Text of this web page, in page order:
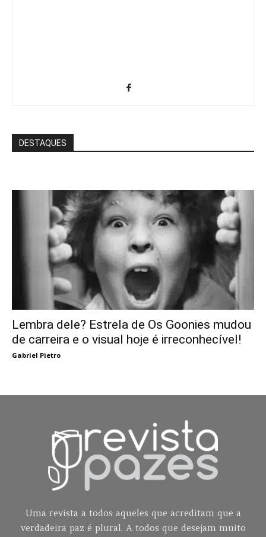
DESTAQUES
Lembra dele? Estrela de Os Goonies mudou
de carreira e o visual hoje é irreconhecível!
Gabriel Pietro
Uma revista a todos aqueles que acreditam que a
verdadeira paz é plural. A todos que desejam muito